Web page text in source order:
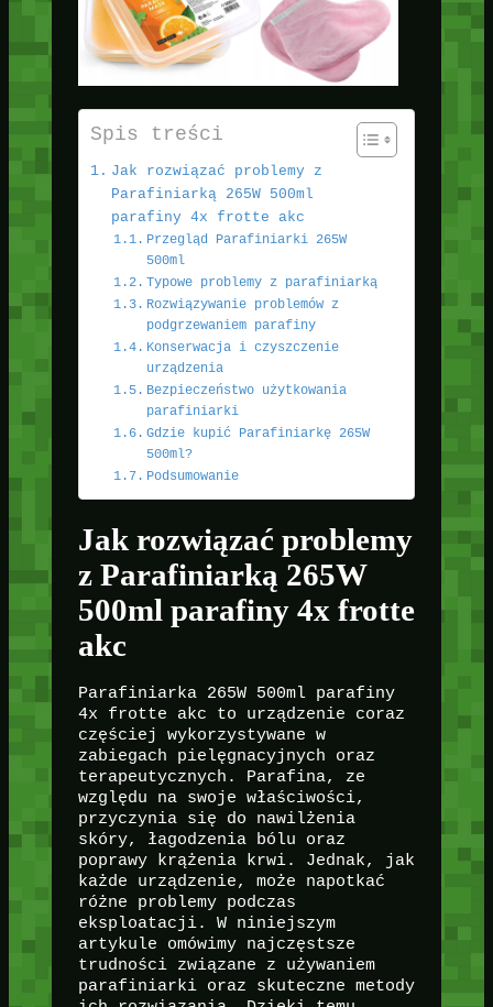
Spis treści
Jak rozwiązać problemy z
Parafiniarką 265W 500ml
parafiny 4x frotte akc
Przegląd Parafiniarki 265W
500ml
Typowe problemy z parafiniarką
Rozwiązywanie problemów z
podgrzewaniem parafiny
Konserwacja i czyszczenie
urządzenia
Bezpieczeństwo użytkowania
parafiniarki
Gdzie kupić Parafiniarkę 265W
500ml?
Podsumowanie
Jak rozwiązać problemy
z Parafiniarką 265W
500ml parafiny 4x frotte
akc
Parafiniarka 265W 500ml parafiny
4x frotte akc to urządzenie coraz
częściej wykorzystywane w
zabiegach pielęgnacyjnych oraz
terapeutycznych. Parafina, ze
względu na swoje właściwości,
przyczynia się do nawilżenia
skóry, łagodzenia bólu oraz
poprawy krążenia krwi. Jednak, jak
każde urządzenie, może napotkać
różne problemy podczas
eksploatacji. W niniejszym
artykule omówimy najczęstsze
trudności związane z używaniem
parafiniarki oraz skuteczne metody